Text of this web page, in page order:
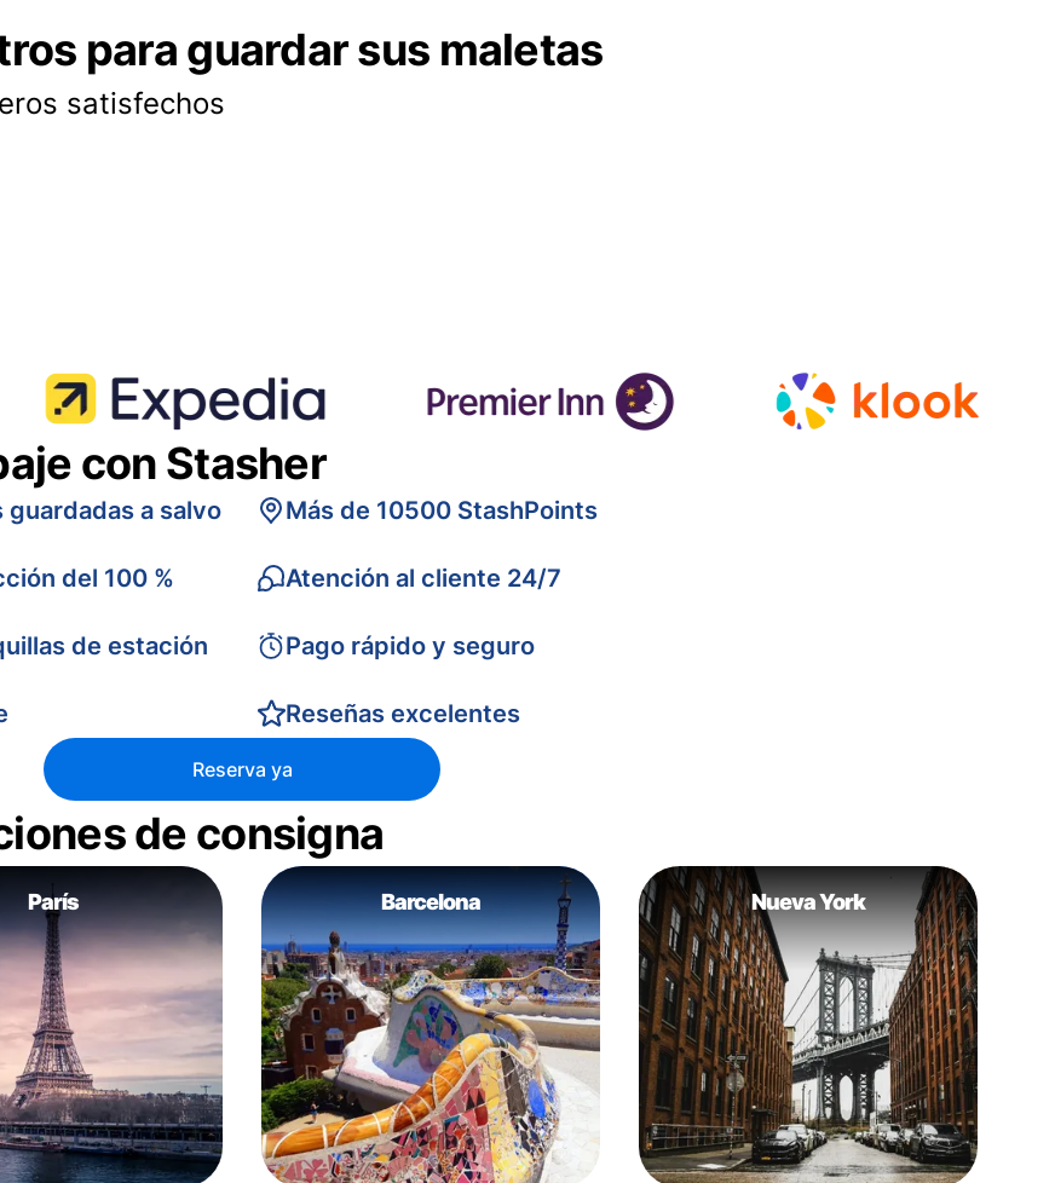
para guardar sus maletas
satisfechos
con Stasher
a salvo
del 100 %
de estación
Más de 10500 StashPoints
Atención al cliente 24/7
Pago rápido y seguro
Reseñas excelentes
Reserva ya
de consigna
París Barcelona Nueva York